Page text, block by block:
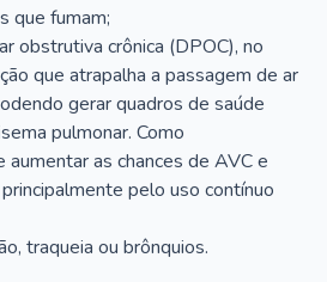
que fumam;
obstrutiva crônica (DPOC), no
que atrapalha a passagem de ar
gerar quadros de saúde
pulmonar. Como
aumentar as chances de AVC e
pelo uso contínuo
traqueia ou brônquios.